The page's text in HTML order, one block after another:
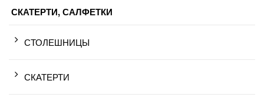
СКАТЕРТИ, САЛФЕТКИ
СТОЛЕШНИЦЫ
СКАТЕРТИ